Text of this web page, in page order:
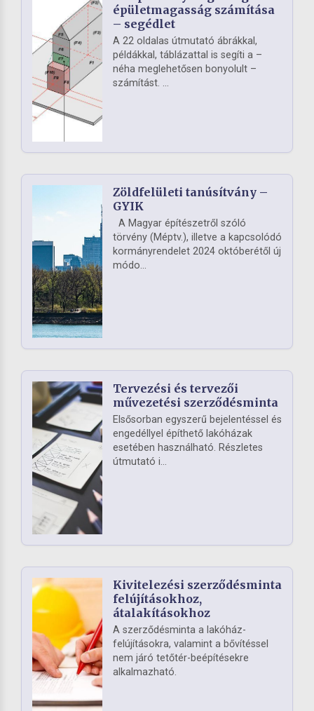
épületmagasság számítása
– segédlet
A 22 oldalas útmutató ábrákkal,
példákkal, táblázattal is segíti a –
néha meglehetősen bonyolult –
számítást. ...
Zöldfelületi tanúsítvány –
GYIK
A Magyar építészetről szóló
törvény (Méptv.), illetve a kapcsolódó
kormányrendelet 2024 októberétől új
módo...
Tervezési és tervezői
művezetési szerződésminta
Elsősorban egyszerű bejelentéssel és
engedéllyel építhető lakóházak
esetében használható. Részletes
útmutató i...
Kivitelezési szerződésminta
felújításokhoz,
átalakításokhoz
A szerződésminta a lakóház-
felújításokra, valamint a bővítéssel
nem járó tetőtér-beépítésekre
alkalmazható.